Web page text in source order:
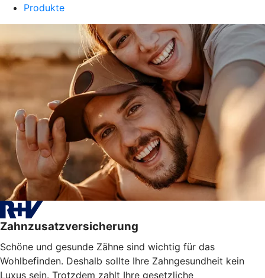
Produkte
Zahnzusatzversicherung
Schöne und gesunde Zähne sind wichtig für das
Wohlbefinden. Deshalb sollte Ihre Zahngesundheit kein
Luxus sein. Trotzdem zahlt Ihre gesetzliche